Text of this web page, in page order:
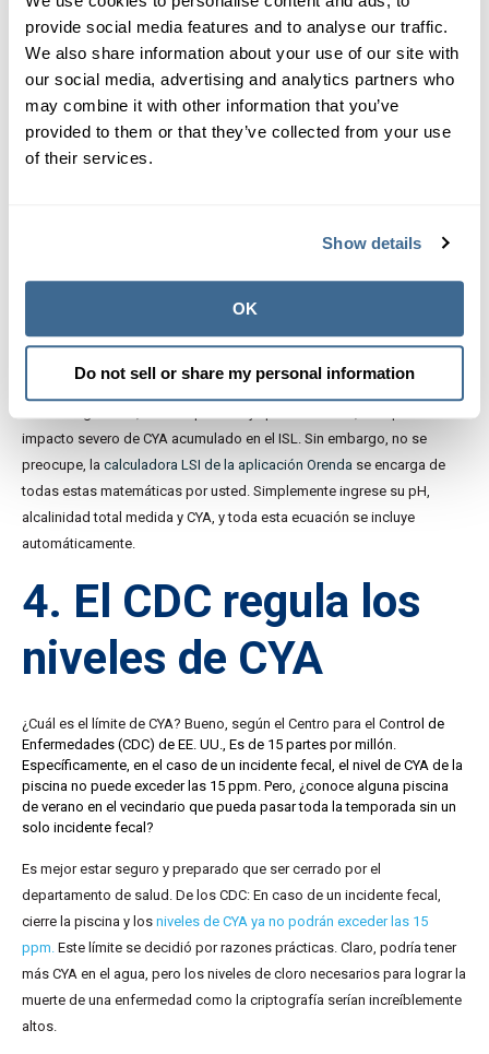
provide social media features and to analyse our traffic.
We also share information about your use of our site with
our social media, advertising and analytics partners who
may combine it with other information that you’ve
provided to them or that they’ve collected from your use
of their services.
Show details
OK
Do not sell or share my personal information
Hagamos un ejemplo para mostrar cómo los niveles muy altos de
CYA pueden afectar el LSI. En este ejemplo, usemos 100 ppm de
alcalinidad total, un pH de 7.4 y 90 CYA:
100 ppm - (90 ppm x [0,33]) =? ppm
100 - (27,9) =
100 - (60) =40 ppm de alcalinidad de carbonatos
El último ejemplo nos muestra cómo las piscinas de tricloro tienden a
impacto severo de CYA acumulado en el ISL. Sin embargo, no se
preocupe, la calculadora LSI de la aplicación Orenda se encarga de
todas estas matemáticas por usted. Simplemente ingrese su pH,
alcalinidad total medida y CYA, y toda esta ecuación se incluye
automáticamente.
4. El CDC regula los
niveles de CYA
¿Cuál es el límite de CYA? Bueno, según el Centro para el Control de
Enfermedades (CDC) de EE. UU., Es de 15 partes por millón.
Específicamente, en el caso de un incidente fecal, el nivel de CYA de la
piscina no puede exceder las 15 ppm. Pero, ¿conoce alguna piscina
de verano en el vecindario que pueda pasar toda la temporada sin un
solo incidente fecal?
Es mejor estar seguro y preparado que ser cerrado por el
departamento de salud. De los CDC: En caso de un incidente fecal,
cierre la piscina y los niveles de CYA ya no podrán exceder las 15
ppm. Este límite se decidió por razones prácticas. Claro, podría tener
más CYA en el agua, pero los niveles de cloro necesarios para lograr la
muerte de una enfermedad como la criptografía serían increíblemente
altos.